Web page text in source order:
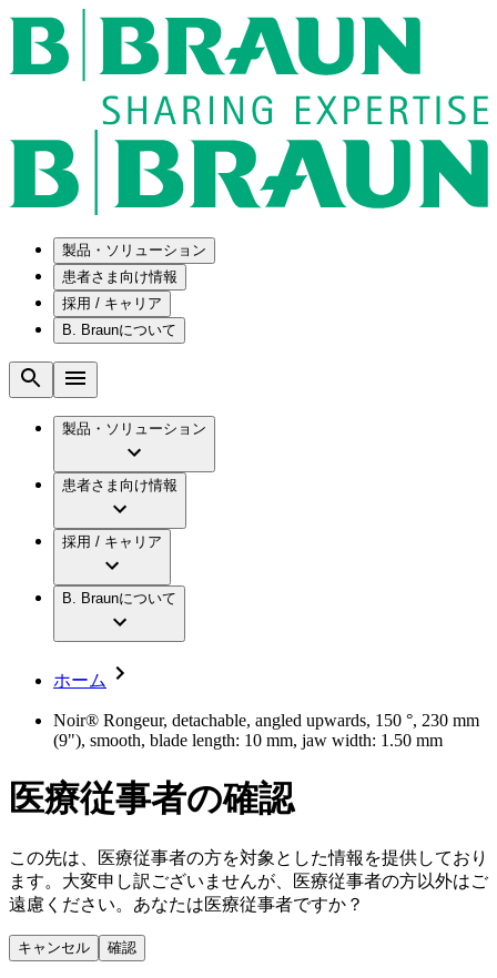
製品・ソリューション
ソリューション
メンテナンスプログラム
国内の修理サービスセンター
手術器具の管理、再生処理工程の業務改善
製品・診療領域
歯科
低侵襲手術 （内視鏡外科手術）
脊椎脊髄治療
手術用鋼製器具と滅菌コンテナーシステム
パワーシステム
縫合糸 / 皮膚用接着剤
血管内塞栓術
ソリューション
患者さま向け情報
腰椎椎間板ヘルニアについて
水頭症について
慢性創傷の治癒
アクトリーン ハイライト カテ
アクトリーン ハイライト セット
疾患・症状
採用 / キャリア
ビー・ブラウンエースクラップ株式会社の
ビー・ブラウンエースクラップ株式会社の
会社概要
報
要
キャリア（B. Braunで働くということ）
私たちのカルチャー
採用情報
キャリア（B. Braunで働くということ）
B. Braunについて
ビジョンとバリュー
ブランド
ついて
イノベーション
私たちの責任
多様性
お問合せフォーム
ニューススペース
ニュースリリース
会社
製品・ソリューション
患者さま向け情報
採用 / キャリア
B. Braunについて
ホーム
Noir® Rongeur, detachable, angled upwards, 150 °, 230 mm
(9"), smooth, blade length: 10 mm, jaw width: 1.50 mm
医療従事者の確認
この先は、医療従事者の方を対象とした情報を提供しており
ます。大変申し訳ございませんが、医療従事者の方以外はご
遠慮ください。あなたは医療従事者ですか？
キャンセル 確認